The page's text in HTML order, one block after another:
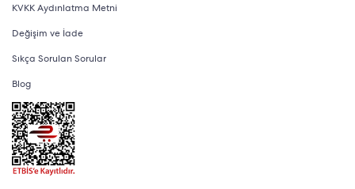
KVKK Aydınlatma Metni
Değişim ve İade
Sıkça Sorulan Sorular
Blog